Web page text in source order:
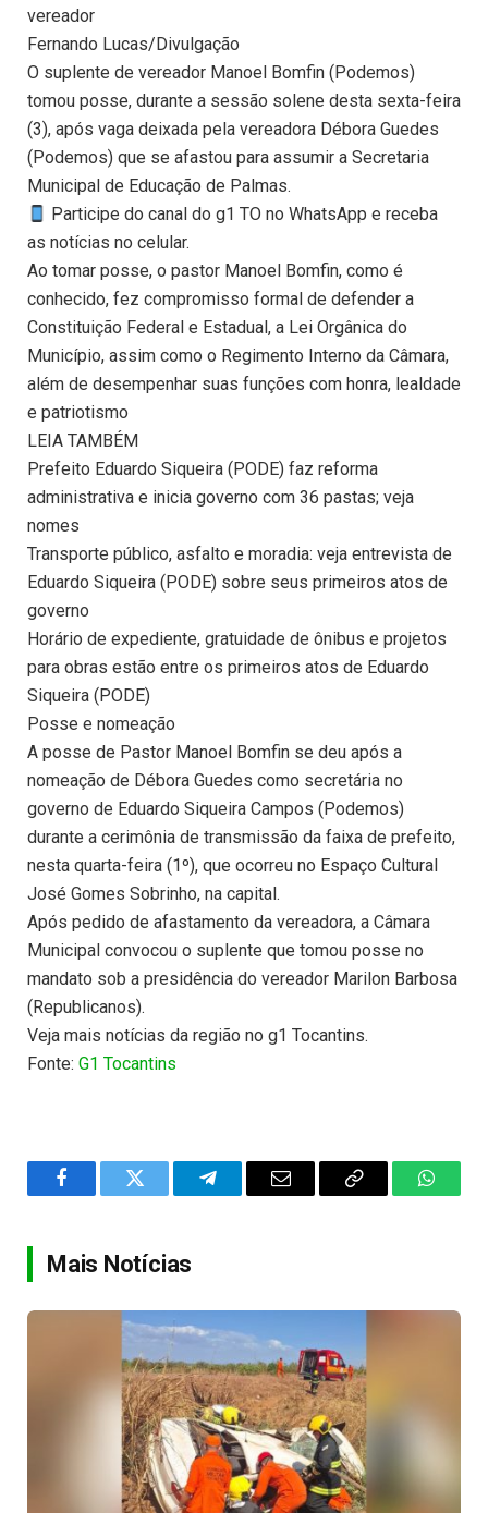
vereador
Fernando Lucas/Divulgação
O suplente de vereador Manoel Bomfin (Podemos)
tomou posse, durante a sessão solene desta sexta-feira
(3), após vaga deixada pela vereadora Débora Guedes
(Podemos) que se afastou para assumir a Secretaria
Municipal de Educação de Palmas.
Participe do canal do g1 TO no WhatsApp e receba
as notícias no celular.
Ao tomar posse, o pastor Manoel Bomfin, como é
conhecido, fez compromisso formal de defender a
Constituição Federal e Estadual, a Lei Orgânica do
Município, assim como o Regimento Interno da Câmara,
além de desempenhar suas funções com honra, lealdade
e patriotismo
LEIA TAMBÉM
Prefeito Eduardo Siqueira (PODE) faz reforma
administrativa e inicia governo com 36 pastas; veja
nomes
Transporte público, asfalto e moradia: veja entrevista de
Eduardo Siqueira (PODE) sobre seus primeiros atos de
governo
Horário de expediente, gratuidade de ônibus e projetos
para obras estão entre os primeiros atos de Eduardo
Siqueira (PODE)
Posse e nomeação
A posse de Pastor Manoel Bomfin se deu após a
nomeação de Débora Guedes como secretária no
governo de Eduardo Siqueira Campos (Podemos)
durante a cerimônia de transmissão da faixa de prefeito,
nesta quarta-feira (1º), que ocorreu no Espaço Cultural
José Gomes Sobrinho, na capital.
Após pedido de afastamento da vereadora, a Câmara
Municipal convocou o suplente que tomou posse no
mandato sob a presidência do vereador Marilon Barbosa
(Republicanos).
Veja mais notícias da região no g1 Tocantins.
Fonte: G1 Tocantins
FacebookTwitter TelegramEmail
Copy
Mais Notícias